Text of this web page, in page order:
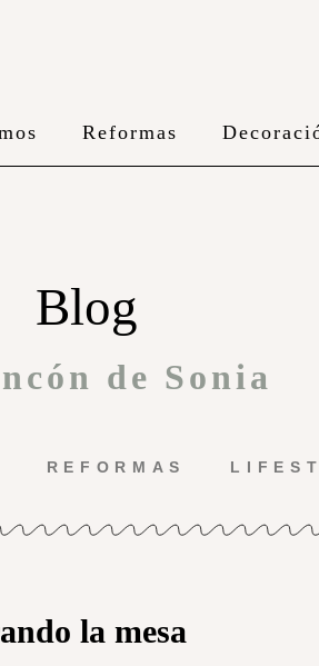
Reformas
Blog
de Sonia
REFORMAS
la mesa